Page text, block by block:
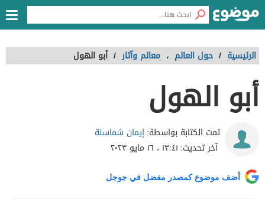
الرئيسية / حول العالم ، معالم وآثار / أبو الهول
أبو الهول
تمت الكتابة بواسطة:إيمان شماسنة
آخر تحديث: ١٣:٤١ ، ١٦ مايو ٢٠٢٣
أضف موضوع كمصدر مفضل في جوجل